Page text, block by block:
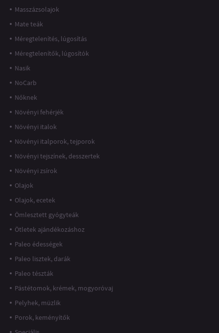
Masszázsolajok
Mate teák
Méregtelenítés, lúgosítás
Méregtelenítők, lúgosítók
Nasik
NoCarb
Nőknek
Növényi fehérjék
Növényi italok
Növényi italporok, tejporok
Növényi tejszínek, desszertek
Növényi zsírok
Olajok
Olajok, ecetek
Ömlesztett gyógyteák
Ötletek ajándékozáshoz
Paleo édességek
Paleo lisztek, darák
Paleo tészták
Pástétomok, krémek, mogyoróvaj
Pelyhek, müzlik
Porok, keményítők